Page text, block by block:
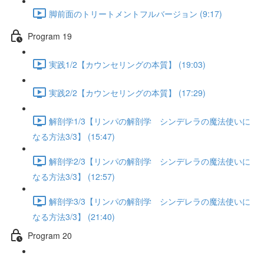
脚前面のトリートメントフルバージョン (9:17)
Program 19
実践1/2【カウンセリングの本質】 (19:03)
実践2/2【カウンセリングの本質】 (17:29)
解剖学1/3【リンパの解剖学 シンデレラの魔法使いに
なる方法3/3】 (15:47)
解剖学2/3【リンパの解剖学 シンデレラの魔法使いに
なる方法3/3】 (12:57)
解剖学3/3【リンパの解剖学 シンデレラの魔法使いに
なる方法3/3】 (21:40)
Program 20